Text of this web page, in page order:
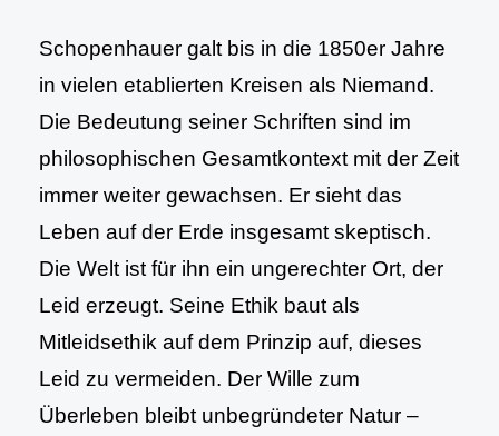
Schopenhauer galt bis in die 1850er Jahre
in vielen etablierten Kreisen als Niemand.
Die Bedeutung seiner Schriften sind im
philosophischen Gesamtkontext mit der Zeit
immer weiter gewachsen. Er sieht das
Leben auf der Erde insgesamt skeptisch.
Die Welt ist für ihn ein ungerechter Ort, der
Leid erzeugt. Seine Ethik baut als
Mitleidsethik auf dem Prinzip auf, dieses
Leid zu vermeiden. Der Wille zum
Überleben bleibt unbegründeter Natur –